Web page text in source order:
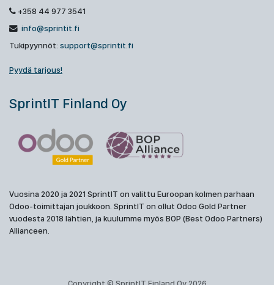
+358 44 977 3541
info@sprintit.fi
Tukipyynnöt: support@sprintit.fi
Pyydä tarjous!
SprintIT Finland Oy
Vuosina 2020 ja 2021 SprintIT on valittu Euroopan kolmen parhaan
Odoo-toimittajan joukkoon. SprintIT on ollut Odoo Gold Partner
vuodesta 2018 lähtien, ja kuulumme myös BOP (Best Odoo Partners)
Allianceen.
Copyright © SprintIT Finland Oy 2026